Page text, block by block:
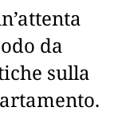
da
sulla